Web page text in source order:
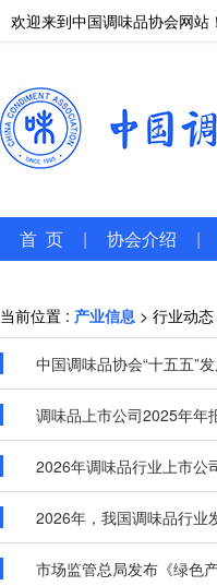
欢迎来到中国调味品协会网站！
首 页 | 协会介绍 |
当前位置 : 产业信息 > 行业动态
中国调味品协会“十五五”
调味品上市公司2025年年
2026年调味品行业上市公
2026年，我国调味品行业
市场监管总局发布《绿色